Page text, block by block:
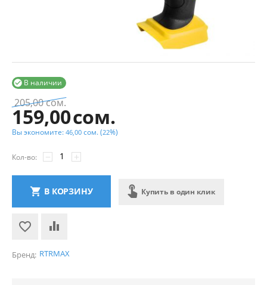
В наличии

205,00сом.
159,00сом.
Вы экономите: 46,00 сом.(22%)
Кол-во: +
−
В КОРЗИНУ Купить в один клик
Бренд: RTRMAX